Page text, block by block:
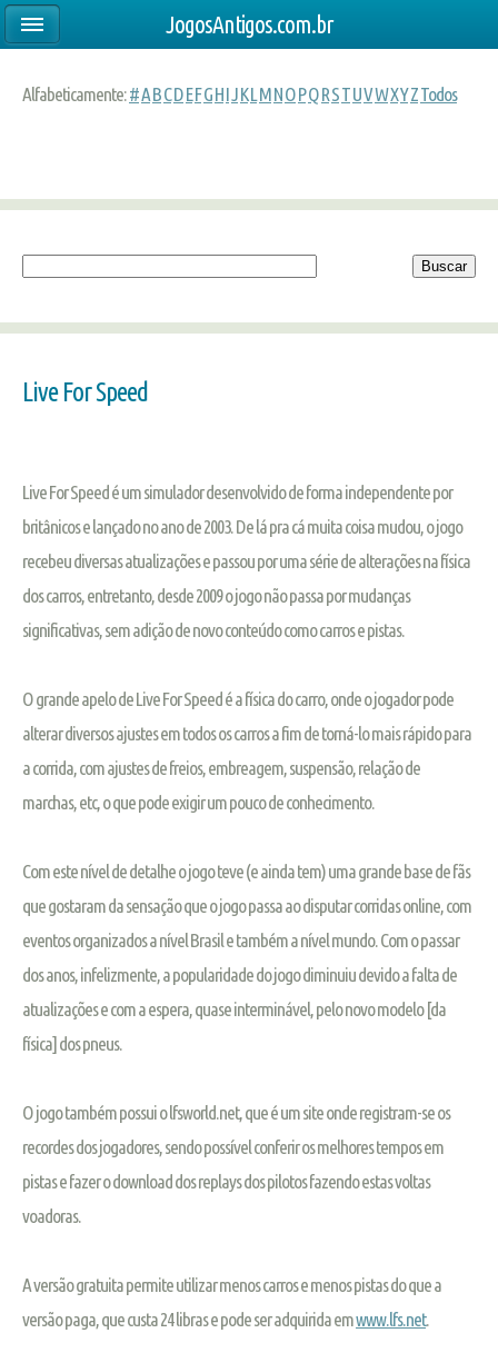
Alfabeticamente:#ABCDEFGHIJKLMNOPQRSTUVWXYZTodos
Live For Speed
Live For Speed é um simulador desenvolvido de forma independente por
britânicos e lançado no ano de 2003. De lá pra cá muita coisa mudou, o jogo
recebeu diversas atualizações e passou por uma série de alterações na física
dos carros, entretanto, desde 2009 o jogo não passa por mudanças
significativas, sem adição de novo conteúdo como carros e pistas.
O grande apelo de Live For Speed é a física do carro, onde o jogador pode
alterar diversos ajustes em todos os carros a fim de torná-lo mais rápido para
a corrida, com ajustes de freios, embreagem, suspensão, relação de
marchas, etc, o que pode exigir um pouco de conhecimento.
Com este nível de detalhe o jogo teve (e ainda tem) uma grande base de fãs
que gostaram da sensação que o jogo passa ao disputar corridas online, com
eventos organizados a nível Brasil e também a nível mundo. Com o passar
dos anos, infelizmente, a popularidade do jogo diminuiu devido a falta de
atualizações e com a espera, quase interminável, pelo novo modelo [da
física] dos pneus.
O jogo também possui o lfsworld.net, que é um site onde registram-se os
recordes dos jogadores, sendo possível conferir os melhores tempos em
pistas e fazer o download dos replays dos pilotos fazendo estas voltas
voadoras.
A versão gratuita permite utilizar menos carros e menos pistas do que a
versão paga, que custa 24 libras e pode ser adquirida emwww.lfs.net.
JogosAntigos.com.br